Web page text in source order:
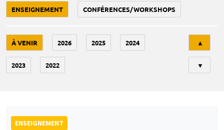
ENSEIGNEMENT CONFÉRENCES/WORKSHOPS
À VENIR 2026 2025 2024
2023 2022
▲
▼
ENSEIGNEMENT